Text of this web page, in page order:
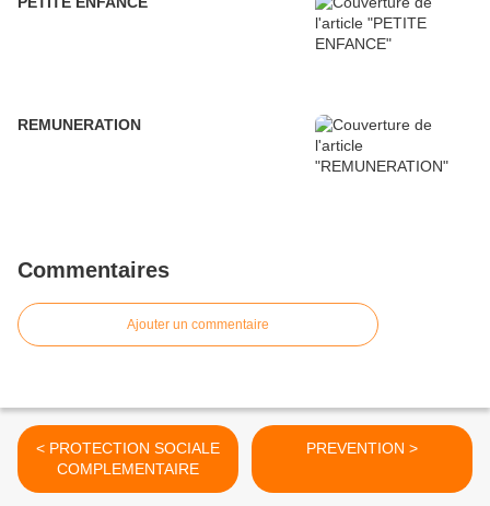
REMUNERATION
Commentaires
Ajouter un commentaire
< PROTECTION SOCIALE
COMPLEMENTAIRE
PREVENTION >